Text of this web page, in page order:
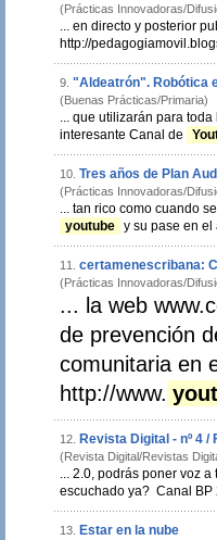
(Prácticas Innovadoras/
... en directo y posterior
9. "Aldeatrón". Robótica
(Buenas Prácticas/Primaria)
... que utilizarán para
interesante Canal de
10. Tres años de Plan
(Prácticas Innovadoras/
... tan rico como cuando
youtube y su pase en el
11. certamenescribana:
(Prácticas Innovadoras/
... la web
de prevención
comunitaria en
http://www.
12. Revista Digital - nº 4 /
(Revista Digital/Revistas
... 2.0, podrás poner voz
escuchado ya?
13. Estar en la nube